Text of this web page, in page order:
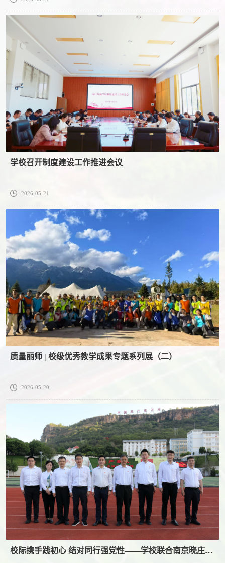
学校召开制度建设工作推进会议
2026-05-21
质量丽师 | 校级优秀教学成果专题系列展（二）
2026-05-20
校际携手践初心 结对同行强党性——学校联合南京晓庄学院赴华坪女子高级中学开展党性教育活动